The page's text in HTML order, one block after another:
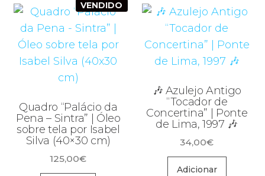
VENDIDO
Quadro “Palácio da
Pena – Sintra” | Óleo
sobre tela por Isabel
Silva (40×30 cm)
125,00€
🎶 Azulejo Antigo
“Tocador de
Concertina” | Ponte
de Lima, 1997 🎶
34,00€
Adicionar